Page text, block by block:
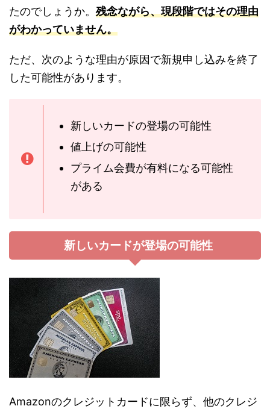
たのでしょうか。 残念ながら、現段階ではその理由
がわかっていません。
ただ、次のような理由が原因で新規申し込みを終了
した可能性があります。
新しいカードの登場の可能性
値上げの可能性
プライム会費が有料になる可能性
がある
新しいカードが登場の可能性
Amazonのクレジットカードに限らず、他のクレジ